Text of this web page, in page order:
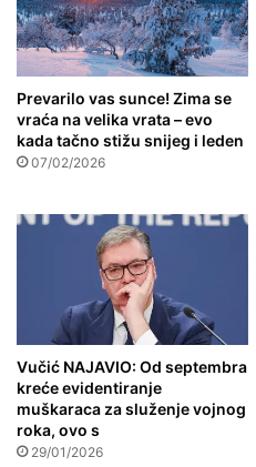
Prevarilo vas sunce! Zima se
vraća na velika vrata – evo
kada tačno stižu snijeg i leden
07/02/2026
Vučić NAJAVIO: Od septembra
kreće evidentiranje
muškaraca za služenje vojnog
roka, ovo s
29/01/2026